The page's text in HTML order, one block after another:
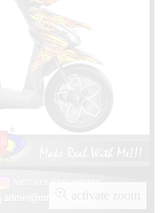
activate zoom